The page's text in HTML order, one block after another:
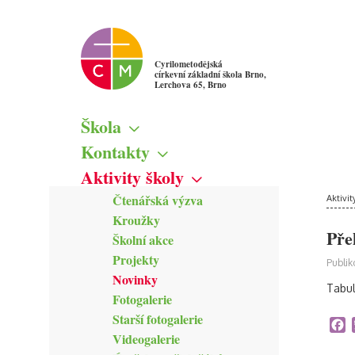
Cyrilometodějská
církevní základní škola Brno,
Lerchova 65, Brno
Škola
Školská rada
Žákovský parlament
Mapa
Kamerový systém
Kontakty
Škola
Vedení školy
Pedagogičtí pracovníci
Správní zaměstnanci
Zřizovatel školy
Aktivity školy
Čtenářská výzva
Kroužky
Školní akce
Projekty
Novinky
Fotogalerie
Starší fotogalerie
Videogalerie